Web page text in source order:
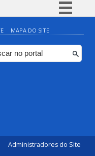
Simplifique!
Comunica BR
Participe
MAPA DO SITE
Administradores do Site